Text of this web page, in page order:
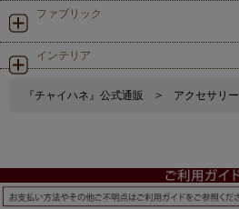
ファブリック
インテリア
『チャイハネ』公式通販 > アクセサリー